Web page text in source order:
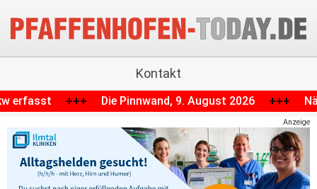
Kontakt
9. August 2026 +++ Nächtliche Verfolgungsjagd
Anzeige